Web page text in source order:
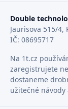
Double
Jaurisova 515/4,
IČ: 08695717
Na 1t.cz
zaregistrujete
dostaneme
užitečné návody